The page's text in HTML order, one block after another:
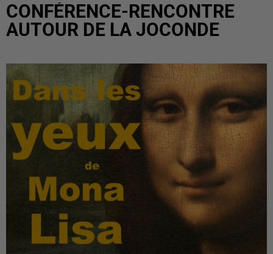
CONFÉRENCE-RENCONTRE
AUTOUR DE LA JOCONDE